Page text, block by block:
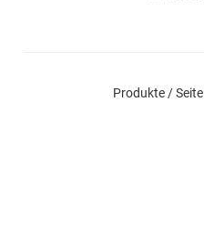
Produkte / Seite